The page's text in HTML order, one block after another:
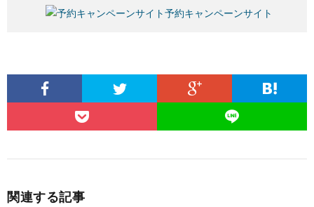
予約キャンペーンサイト
関連する記事